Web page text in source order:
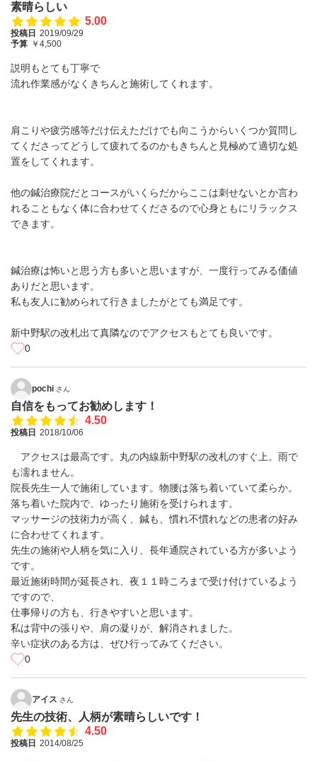
素晴らしい
5.00
投稿日 2019/09/29
予算 ￥4,500
説明もとても丁寧で
流れ作業感がなくきちんと施術してくれます。
肩こりや疲労感等だけ伝えただけでも向こうからいくつか質問し
てくださってどうして疲れてるのかもきちんと見極めて適切な処
置をしてくれます。
他の鍼治療院だとコースがいくらだからここは刺せないとか言わ
れることもなく体に合わせてくださるので心身ともにリラックス
できます。
鍼治療は怖いと思う方も多いと思いますが、一度行ってみる価値
ありだと思います。
私も友人に勧められて行きましたがとても満足です。
新中野駅の改札出て真隣なのでアクセスもとても良いです。
0
pochi さん
自信をもってお勧めします！
4.50
投稿日 2018/10/06
アクセスは最高です。丸の内線新中野駅の改札のすぐ上。雨で
も濡れません。
院長先生一人で施術しています。物腰は落ち着いていて柔らか。
落ち着いた院内で、ゆったり施術を受けられます。
マッサージの技術力が高く、鍼も、慣れ不慣れなどの患者の好み
に合わせてくれます。
先生の施術や人柄を気に入り、長年通院されている方が多いよう
です。
最近施術時間が延長され、夜１１時ころまで受け付けているよう
ですので、
仕事帰りの方も、行きやすいと思います。
私は背中の張りや、肩の凝りが、解消されました。
辛い症状のある方は、ぜひ行ってみてください。
0
アイス さん
先生の技術、人柄が素晴らしいです！
4.50
投稿日 2014/08/25